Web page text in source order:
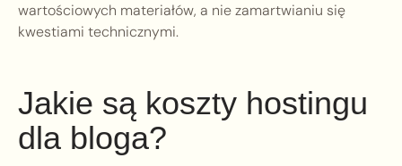
wartościowych materiałów, a nie zamartwianiu się
kwestiami technicznymi.
Jakie są koszty hostingu
dla bloga?